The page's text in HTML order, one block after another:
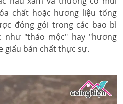
chất hoặc hương liệu tổng
đóng gói trong các bao bì
như "thảo mộc" hay "hương
giấu bản chất thực sự.